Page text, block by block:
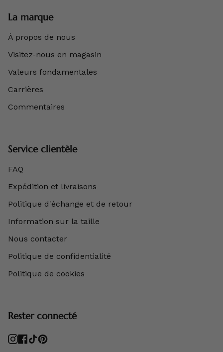
La marque
À propos de nous
Visitez-nous en magasin
Valeurs fondamentales
Carrières
Commentaires
Service clientèle
FAQ
Expédition et livraisons
Politique d'échange et de retour
Information sur la taille
Nous contacter
Politique de confidentialité
Politique de cookies
Rester connecté
Instagram
Facebook
TikTokPinterest